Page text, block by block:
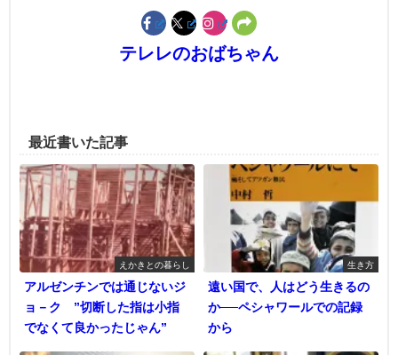
テレレのおばちゃん
最近書いた記事
えかきとの暮らし
アルゼンチンでは通じないジ
ョ－ク ”切断した指は小指
でなくて良かったじゃん”
生き方
遠い国で、人はどう生きるの
か──ペシャワールでの記録
から